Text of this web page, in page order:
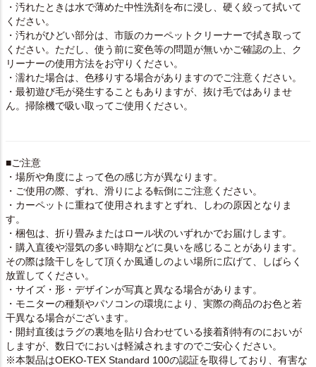
・汚れたときは水で薄めた中性洗剤を布に浸し、硬く絞って拭いて
ください。
・汚れがひどい部分は、市販のカーペットクリーナーで拭き取って
ください。ただし、使う前に変色等の問題が無いかご確認の上、ク
リーナーの使用方法をお守りください。
・濡れた場合は、色移りする場合がありますのでご注意ください。
・最初遊び毛が発生することもありますが、抜け毛ではありませ
ん。掃除機で吸い取ってご使用ください。
■ご注意
・場所や角度によって色の感じ方が異なります。
・ご使用の際、ずれ、滑りによる転倒にご注意ください。
・カーペットに重ねて使用されますとずれ、しわの原因となりま
す。
・梱包は、折り畳みまたはロール状のいずれかでお届けします。
・購入直後や湿気の多い時期などに臭いを感じることがあります。
その際は陰干しをして頂くか風通しのよい場所に広げて、しばらく
放置してください。
・サイズ・形・デザインが写真と異なる場合があります。
・モニターの種類やパソコンの環境により、実際の商品のお色と若
干異なる場合がございます。
・開封直後はラグの裏地を貼り合わせている接着剤特有のにおいが
しますが、数日でにおいは軽減されますのでご安心ください。
※本製品はOEKO-TEX Standard 100の認証を取得しており、有害な